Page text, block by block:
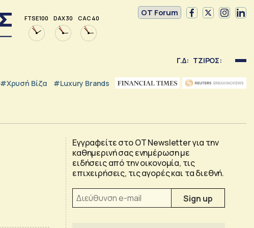
FTSE 100 DAX 30 CAC 40
OT Forum
Γ.Δ: ΤΖΙΡΟΣ:
#Χρυσή Βίζα #luxury Brands
Εγγραφείτε στο OT Newsletter για την
καθημερινή σας ενημέρωση με
ειδήσεις από την οικονομία, τις
επιχειρήσεις, τις αγορές και τα διεθνή.